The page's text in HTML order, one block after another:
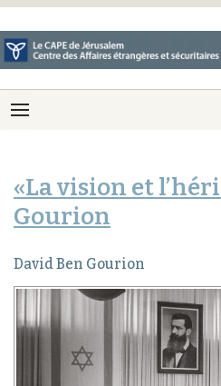
«La vision et
Gourion
David Ben Gourion